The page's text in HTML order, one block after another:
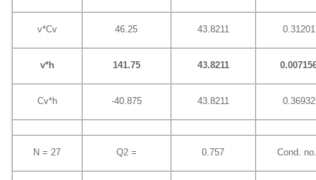
v*Cv 46.25 43.8211
v*h 141.75 43.8211
Cv*h -40.875 43.8211
N = 27 Q2 = 0.757 Cond.